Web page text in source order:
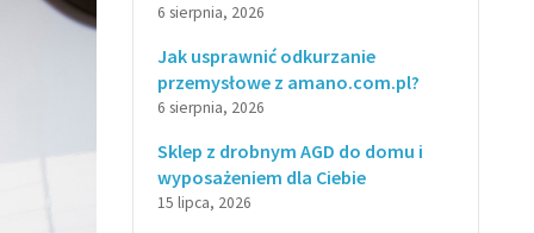
6 sierpnia, 2026
Jak usprawnić odkurzanie
przemysłowe z amano.com.pl?
6 sierpnia, 2026
Sklep z drobnym AGD do domu i
wyposażeniem dla Ciebie
15 lipca, 2026